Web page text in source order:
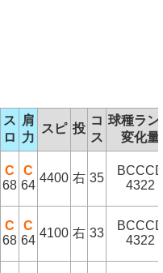
ス
ロ
肩
力
スピ 投
コ
ス
球種ラン
変化量
C
68
C
64
4400 右 35
4322
C
68
C
64
4100 右 33
4322